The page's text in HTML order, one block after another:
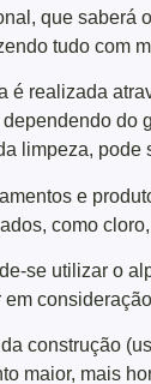
que saberá
tudo com
é realizada
do
limpeza,
e
como
se utilizar o
construção
maior, mais